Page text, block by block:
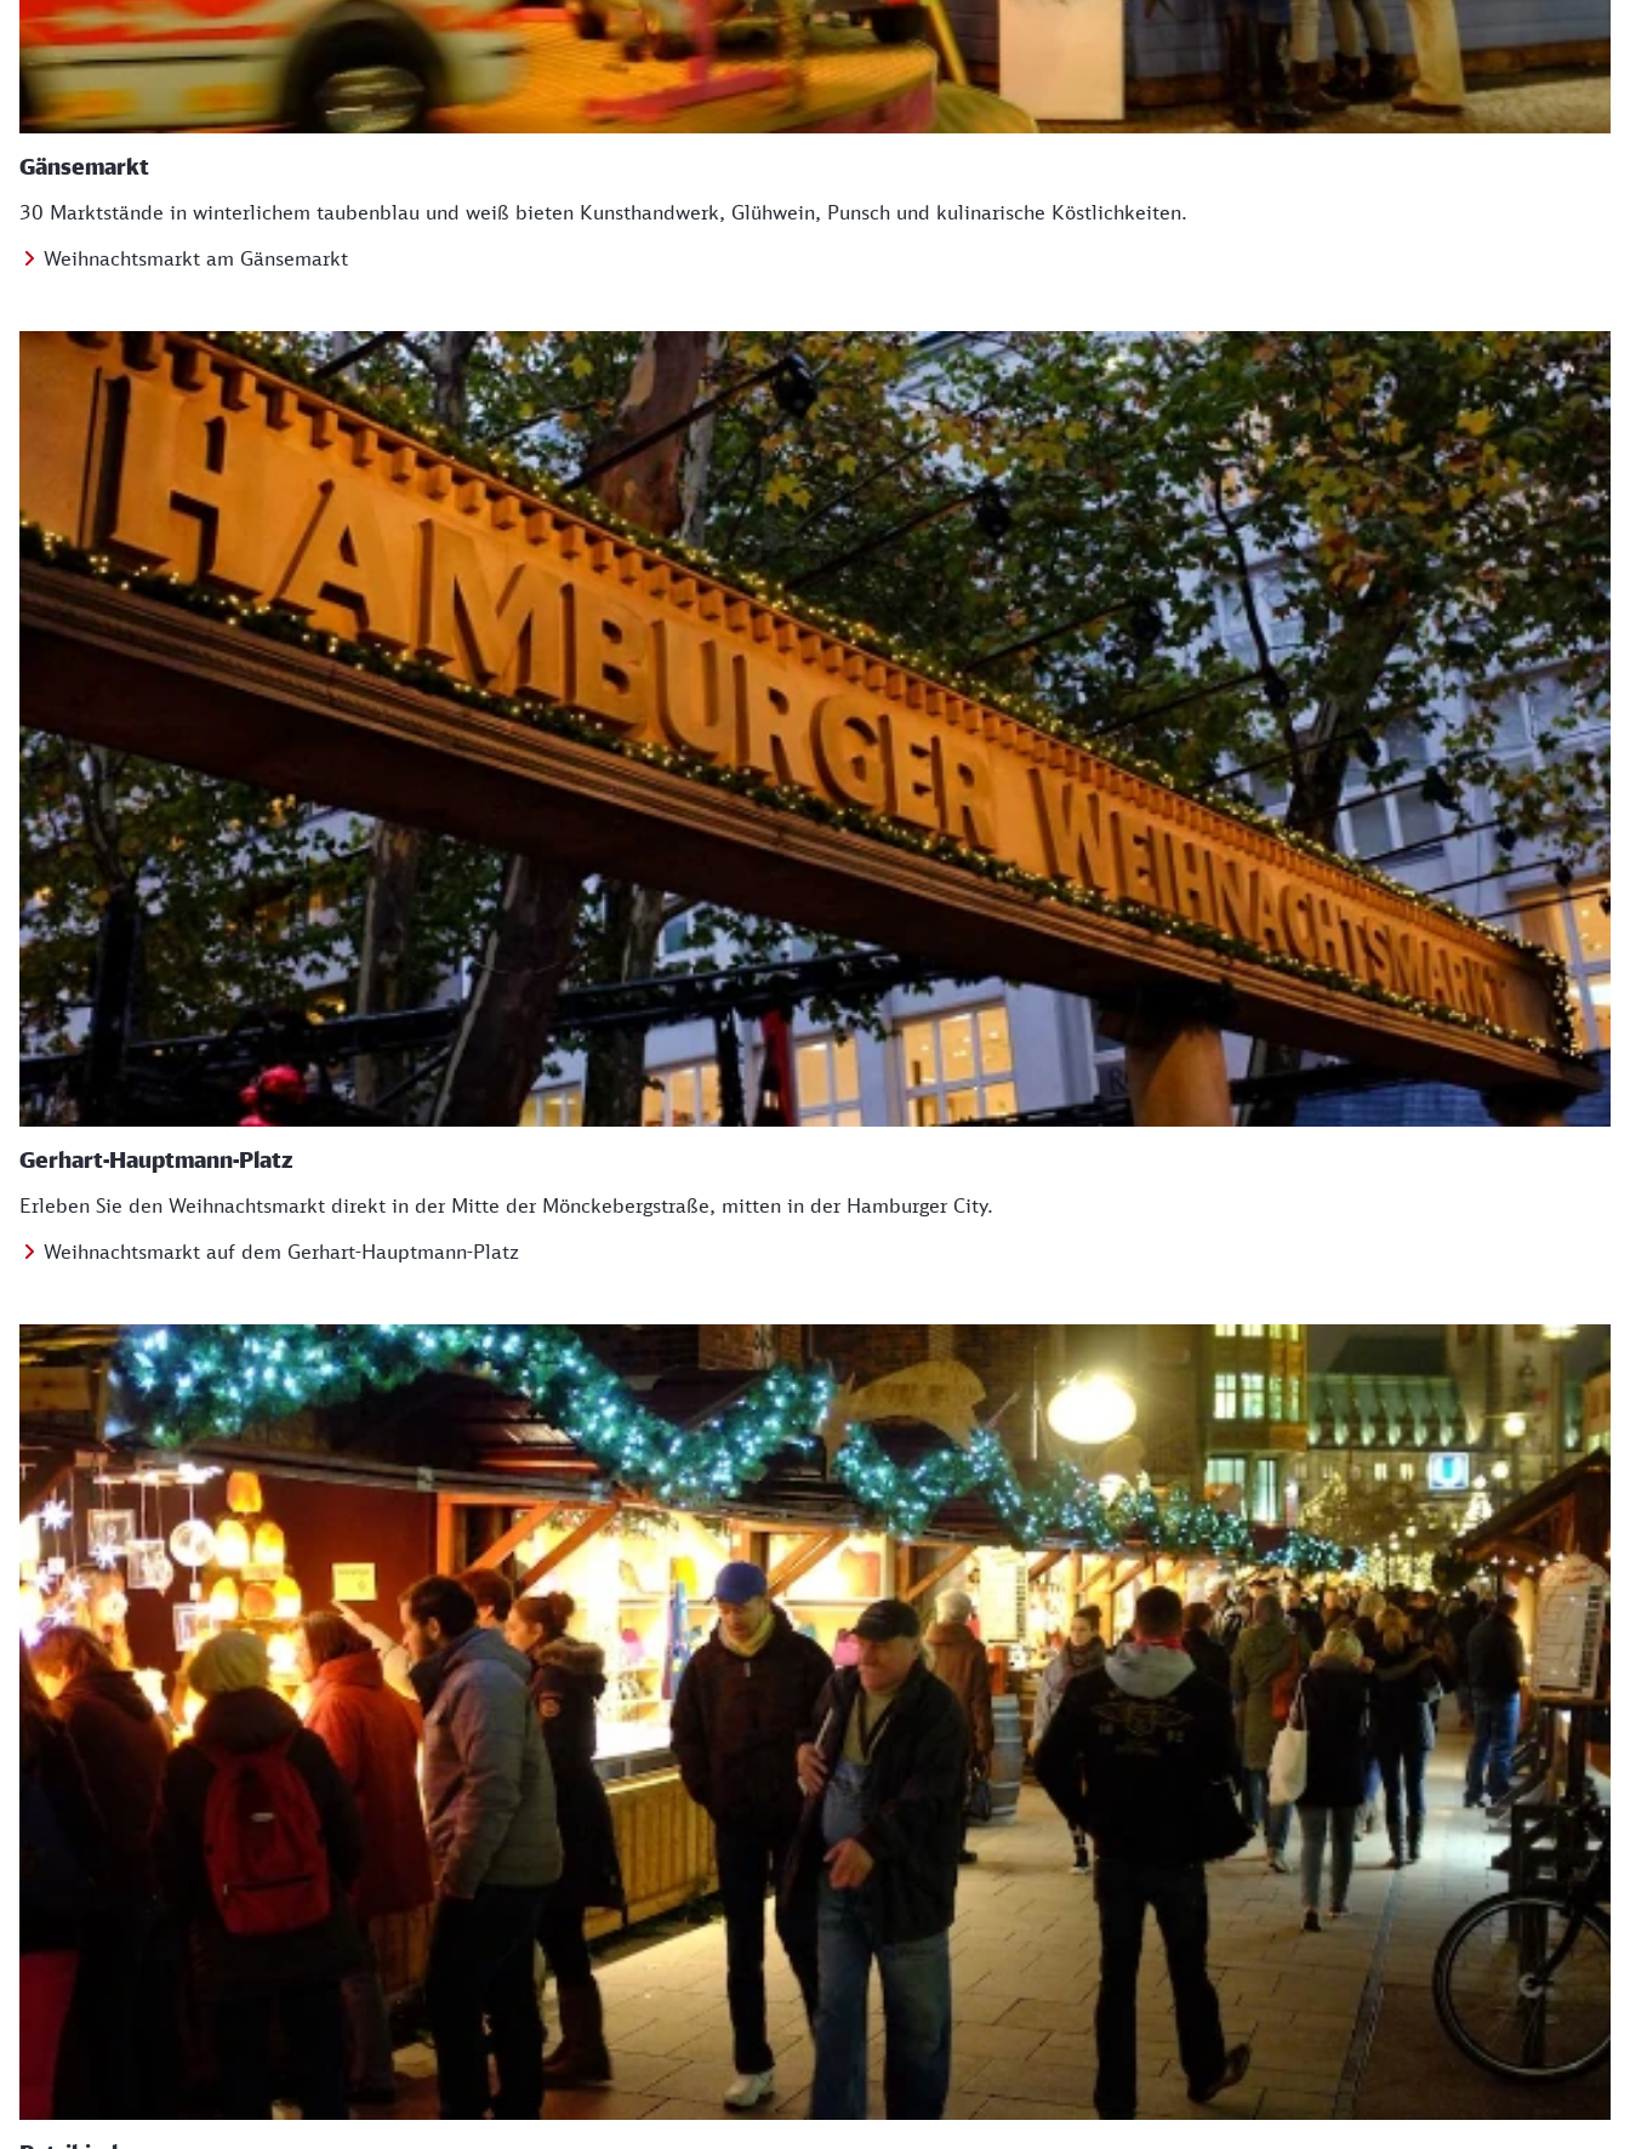
Gänsemarkt
30 Marktstände in winterlichem taubenblau und weiß bieten Kunsthandwerk, Glühwein, Punsch und kulinarische Köstlichkeiten.
Weihnachtsmarkt am Gänsemarkt
Gerhart-Hauptmann-Platz
Erleben Sie den Weihnachtsmarkt direkt in der Mitte der Mönckebergstraße, mitten in der Hamburger City.
Weihnachtsmarkt auf dem Gerhart-Hauptmann-Platz